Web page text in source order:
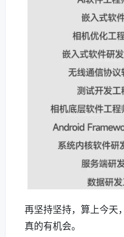
再坚持坚持，算上今天
真的有机会。